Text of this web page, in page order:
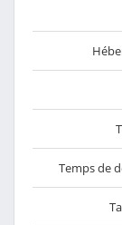
Temps de